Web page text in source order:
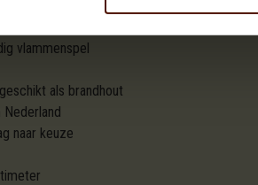
"spat" niet!
vlammenspel
als brandhout
Nederland
naar keuze